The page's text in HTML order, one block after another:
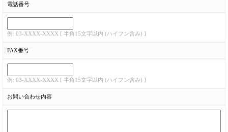
電話番号
例: 03-XXXX-XXXX [ 半角15文字以内 (ハイフン含み) ]
FAX番号
例: 03-XXXX-XXXX [ 半角15文字以内 (ハイフン含み) ]
お問い合わせ内容